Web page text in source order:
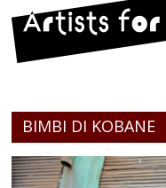
BIMBI DI KOBANE